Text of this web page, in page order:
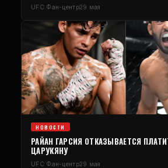
UFC Фан-центр29 мая
НОВОСТИ
РАЙАН ГАРСИЯ ОТКАЗЫВАЕТСЯ
ЦАРУКЯНУ
UFC Фан-центр29 мая